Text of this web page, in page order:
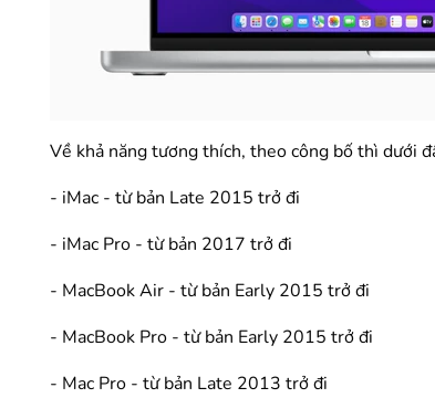
Về khả năng tương thích, theo công bố thì dưới
‌- iMac‌ - từ bản Late 2015 trở đi
- iMac‌ Pro - từ bản 2017 trở đi
- MacBook Air‌ - từ bản Early 2015 trở đi
- MacBook Pro - từ bản Early 2015 trở đi
- Mac Pro - từ bản Late 2013 trở đi